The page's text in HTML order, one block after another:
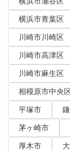
横浜市青葉区
川崎市川崎区
川崎市高津区
川崎市麻生区
相模原市中央
平塚市
茅ヶ崎市
厚木市